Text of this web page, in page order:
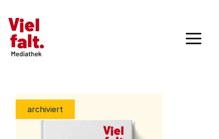
archiviert